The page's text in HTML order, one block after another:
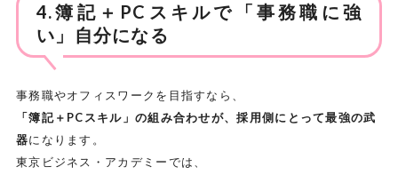
4.簿記＋PCスキルで「事務職に強
い」自分になる
事務職やオフィスワークを目指すなら、
「簿記＋PCスキル」の組み合わせが、採用側にとって最強の武
器になります。
東京ビジネス・アカデミーでは、